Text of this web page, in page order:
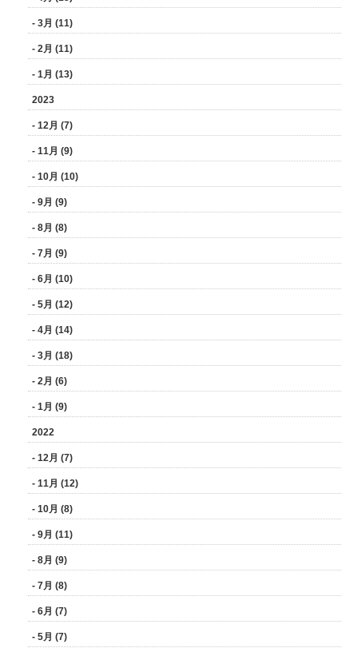
- 3月 (11)
- 2月 (11)
- 1月 (13)
2023
- 12月 (7)
- 11月 (9)
- 10月 (10)
- 9月 (9)
- 8月 (8)
- 7月 (9)
- 6月 (10)
- 5月 (12)
- 4月 (14)
- 3月 (18)
- 2月 (6)
- 1月 (9)
2022
- 12月 (7)
- 11月 (12)
- 10月 (8)
- 9月 (11)
- 8月 (9)
- 7月 (8)
- 6月 (7)
- 5月 (7)